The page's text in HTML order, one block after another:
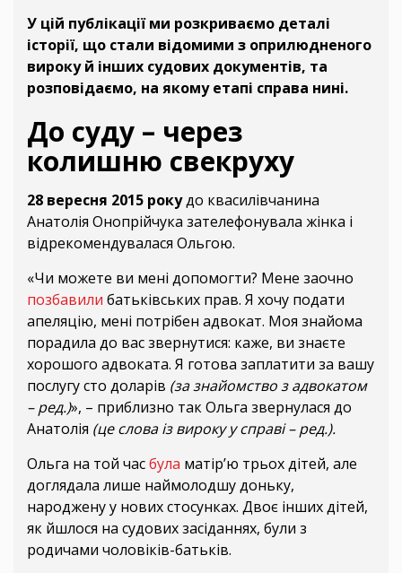
У цій публікації ми розкриваємо деталі
історії, що стали відомими з оприлюдненого
вироку й інших судових документів, та
розповідаємо, на якому етапі справа нині.
До суду – через
колишню свекруху
28 вересня 2015 рокудо квасилівчанина
Анатолія Онопрійчука зателефонувала жінка і
відрекомендувалася Ольгою.
«Чи можете ви мені допомогти? Мене заочно
позбавили батьківських прав. Я хочу подати
апеляцію, мені потрібен адвокат. Моя знайома
порадила до вас звернутися: каже, ви знаєте
хорошого адвоката. Я готова заплатити за вашу
послугу сто доларів (за знайомство з адвокатом
– ред.)», – приблизно так Ольга звернулася до
Анатолія (це слова із вироку у справі – ред.).
Ольга на той часбула матір’ю трьох дітей, але
доглядала лише наймолодшу доньку,
народжену у нових стосунках. Двоє інших дітей,
як йшлося на судових засіданнях, були з
родичами чоловіків-батьків.